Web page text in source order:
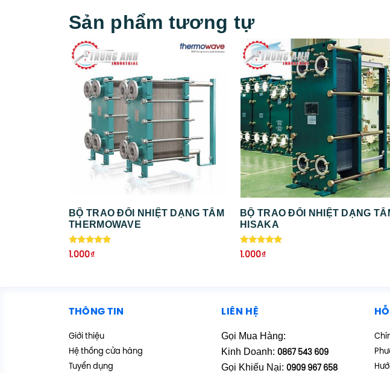
Sản phẩm tương tự
BỘ TRAO ĐỔI NHIỆT DẠNG TẤM
THERMOWAVE
Được xếp
hạng
1.000₫
BỘ TRAO ĐỔI NHIỆT DẠNG
HISAKA
Được xếp
hạng
1.000₫
THÔNG TIN
Giới thiệu
Hệ thống cửa hàng
Tuyển dụng
LIÊN HỆ
Gọi Mua Hàng:
Kinh Doanh: 0867 543 609
Gọi Khiếu Nại:0909 967 658